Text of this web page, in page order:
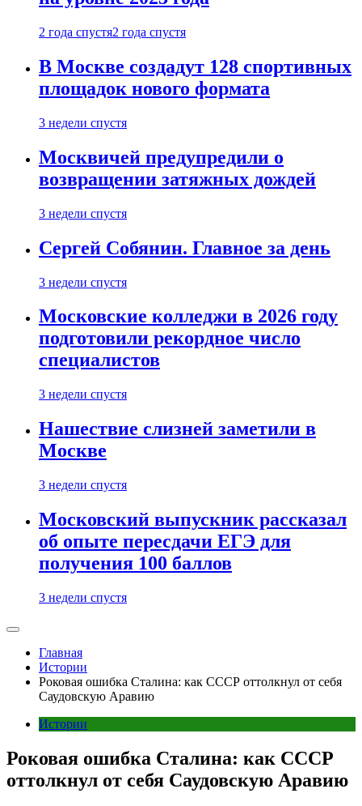
2 года спустя2 года спустя
В Москве создадут 128 спортивных
площадок нового формата
3 недели спустя
Москвичей предупредили о
возвращении затяжных дождей
3 недели спустя
Сергей Собянин. Главное за день
3 недели спустя
Московские колледжи в 2026 году
подготовили рекордное число
специалистов
3 недели спустя
Нашествие слизней заметили в
Москве
3 недели спустя
Московский выпускник рассказал
об опыте пересдачи ЕГЭ для
получения 100 баллов
3 недели спустя
Главная
Истории
Роковая ошибка Сталина: как СССР оттолкнул от себя
Саудовскую Аравию
Истории
Роковая ошибка Сталина: как СССР
оттолкнул от себя Саудовскую Аравию